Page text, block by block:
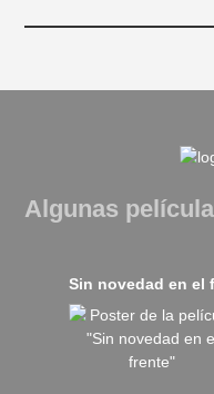
Algunas